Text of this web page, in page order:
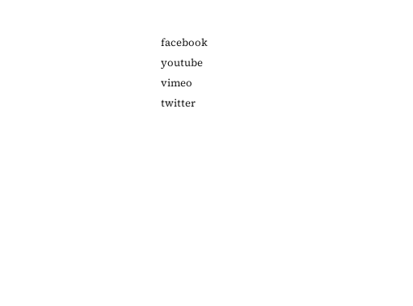
facebook
youtube
vimeo
twitter